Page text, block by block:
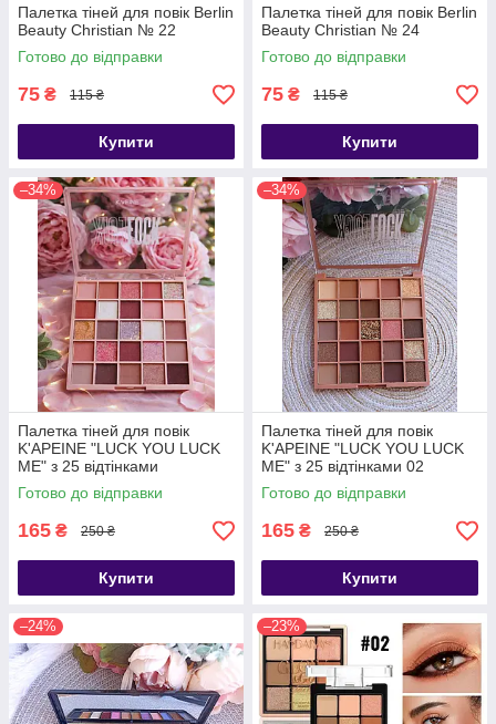
Палетка тіней для повік Berlin
Beauty Christian № ​​22
Готово до відправки
75 ₴ 115 ₴
Купити
Палетка тіней для повік Berlin
Beauty Christian № ​​24
Готово до відправки
75 ₴ 115 ₴
Купити
–34%
Палетка тіней для повік
K'APEINE "LUCK YOU LUCK
ME" з 25 відтінками
Готово до відправки
165 ₴ 250 ₴
Купити
–34%
Палетка тіней для повік
K'APEINE "LUCK YOU LUCK
ME" з 25 відтінками 02
Готово до відправки
165 ₴ 250 ₴
Купити
–24% –23%